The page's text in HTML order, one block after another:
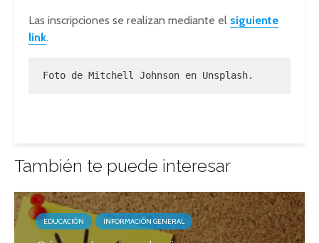
Las inscripciones se realizan mediante el siguiente
link.
Foto de Mitchell Johnson en Unsplash.
También te puede interesar
EDUCACIÓN INFORMACIÓN GENERAL